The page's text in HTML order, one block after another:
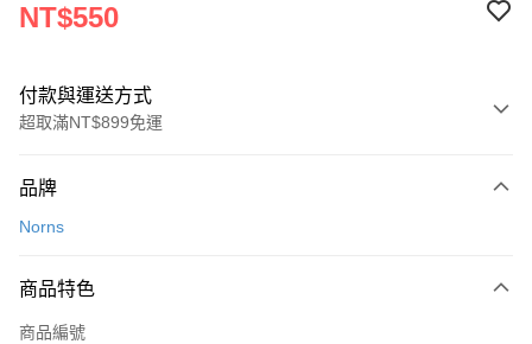
NT$550
付款與運送方式
超取滿NT$899免運
信用卡一次付款
Apple Pay
街口支付
品牌
Norns
商品特色
商品編號